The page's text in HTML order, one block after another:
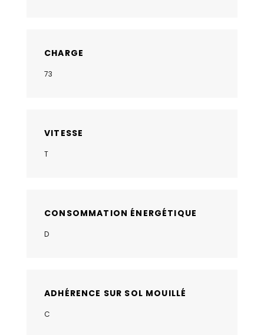
CHARGE
73
VITESSE
T
CONSOMMATION ÉNERGÉTIQUE
D
ADHÉRENCE SUR SOL MOUILLÉ
C